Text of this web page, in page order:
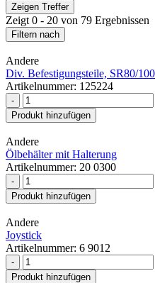
Zeigen Treffer
Zeigt 0 - 20 von 79 Ergebnissen
Filtern nach
Andere
Div. Befestigungsteile, SR80/100
Artikelnummer: 125224
-
Produkt hinzufügen
Andere
Ölbehälter mit Halterung
Artikelnummer: 20 0300
-
Produkt hinzufügen
Andere
Joystick
Artikelnummer: 6 9012
-
Produkt hinzufügen